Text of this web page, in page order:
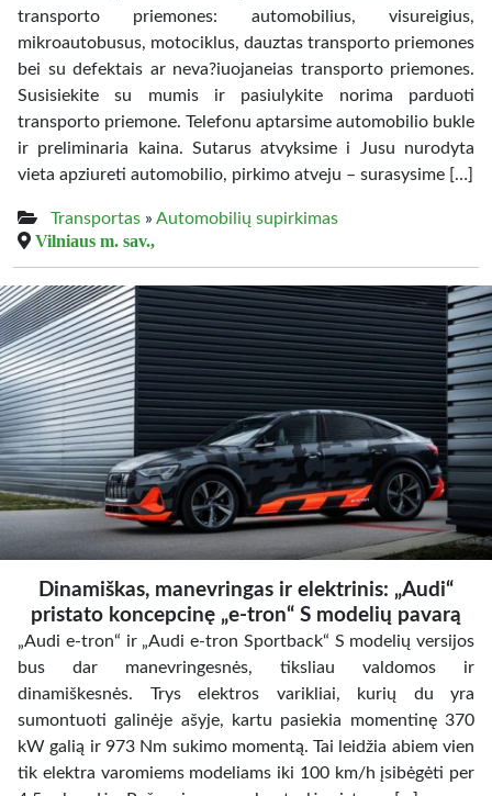
transporto priemones: automobilius, visureigius,
mikroautobusus, motociklus, dauztas transporto priemones
bei su defektais ar neva?iuojaneias transporto priemones.
Susisiekite su mumis ir pasiulykite norima parduoti
transporto priemone. Telefonu aptarsime automobilio bukle
ir preliminaria kaina. Sutarus atvyksime i Jusu nurodyta
vieta apziureti automobilio, pirkimo atveju – surasysime […]
Transportas » Automobilių supirkimas
Vilniaus m. sav.,
Dinamiškas, manevringas ir elektrinis: „Audi“
pristato koncepcinę „e-tron“ S modelių pavarą
„Audi e-tron“ ir „Audi e-tron Sportback“ S modelių versijos
bus dar manevringesnės, tiksliau valdomos ir
dinamiškesnės. Trys elektros varikliai, kurių du yra
sumontuoti galinėje ašyje, kartu pasiekia momentinę 370
kW galią ir 973 Nm sukimo momentą. Tai leidžia abiem vien
tik elektra varomiems modeliams iki 100 km/h įsibėgėti per